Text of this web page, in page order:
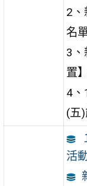
2、
名
3、
置
4、
(五
活